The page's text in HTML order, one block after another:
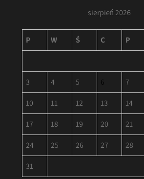
sierpień 2026
P W Ś C P
3 4 5 6 7
10 11 12 13 14
17 18 19 20 21
24 25 26 27 28
31